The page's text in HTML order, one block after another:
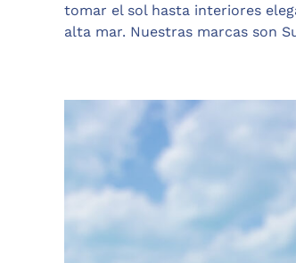
tomar el sol hasta interiores
alta mar. Nuestras marcas son